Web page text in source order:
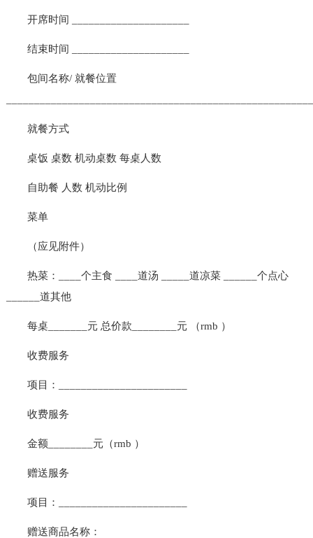
开席时间 _____________________
结束时间 _____________________
包间名称/ 就餐位置
就餐方式
桌饭 桌数 机动桌数 每桌人数
自助餐 人数 机动比例
菜单
（应见附件）
热菜：____个主食 ____道汤 _____道凉菜 ______个点心
______道其他
每桌_______元 总价款________元 （rmb ）
收费服务
项目：_______________________
收费服务
金额________元（rmb ）
赠送服务
项目：_______________________
赠送商品名称：